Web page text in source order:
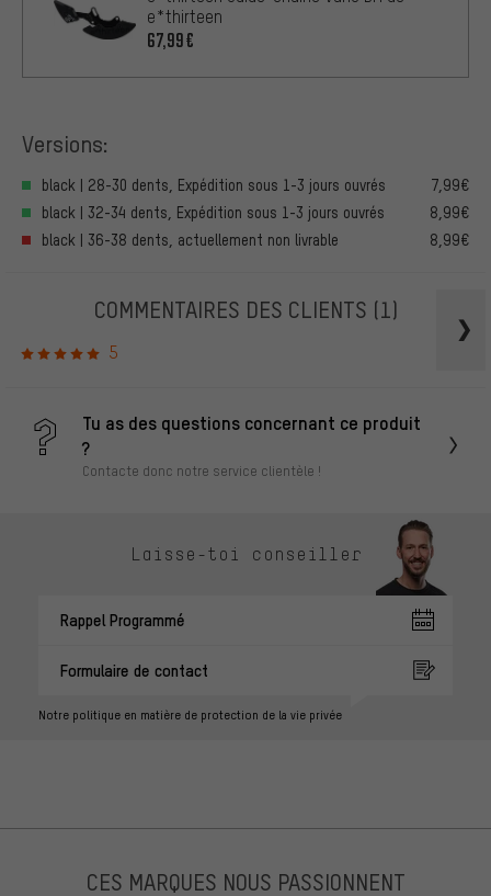
e*thirteen
67,99€
Versions:
black | 28-30 dents, Expédition sous 1-3 jours ouvrés
7,99€
black | 32-34 dents, Expédition sous 1-3 jours ouvrés
8,99€
black | 36-38 dents, actuellement non livrable
8,99€
COMMENTAIRES DES CLIENTS (1)
5
Tu as des questions concernant ce produit
?
Contacte donc notre service clientèle !
Laisse-toi conseiller
Rappel Programmé
Formulaire de contact
Notre politique en matière de protection de la vie privée
CES MARQUES NOUS PASSIONNENT